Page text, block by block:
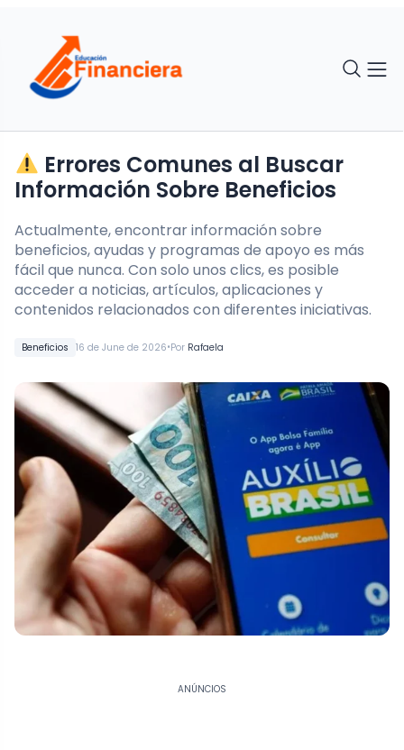
Beneficios 16 de June de 2026•Por Rafaela
Errores Comunes al Buscar
Información Sobre Beneficios
Actualmente, encontrar información sobre
beneficios, ayudas y programas de apoyo es más
fácil que nunca. Con solo unos clics, es posible
acceder a noticias, artículos, aplicaciones y
contenidos relacionados con diferentes iniciativas.
ANÚNCIOS